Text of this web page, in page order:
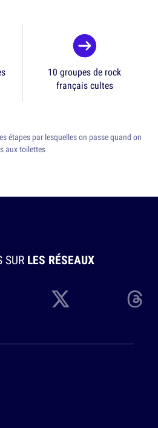
10 groupes de rock
français cultes
étapes par lesquelles on passe quand on
aux toilettes
SUR LES RÉSEAUX